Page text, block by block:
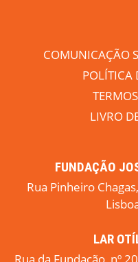
COMUNICAÇÃO
POLÍTICA
LIVRO
FUNDAÇÃO
Rua Pinheiro
LAR